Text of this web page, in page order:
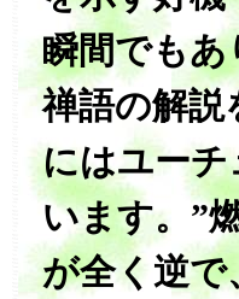
瞬間でもあ
禅語の解説
にはユー
います。”
が全く逆で